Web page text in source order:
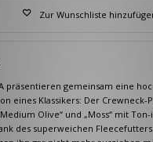
Zur Wunschliste
präsentieren gemeinsam eine
eines Klassikers: Der
Olive“ und „Moss“ mit
des superweichen